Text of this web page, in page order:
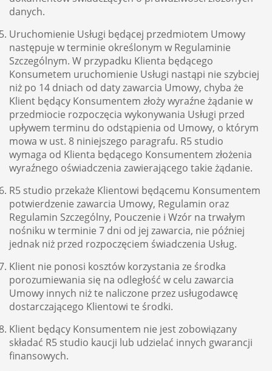
danych.
Uruchomienie Usługi będącej przedmiotem Umowy
następuje w terminie określonym w Regulaminie
Szczególnym. W przypadku Klienta będącego
Konsumetem uruchomienie Usługi nastąpi nie szybciej
niż po 14 dniach od daty zawarcia Umowy, chyba że
Klient będący Konsumentem złoży wyraźne żądanie w
przedmiocie rozpoczęcia wykonywania Usługi przed
upływem terminu do odstąpienia od Umowy, o którym
mowa w ust. 8 niniejszego paragrafu. R5 studio
wymaga od Klienta będącego Konsumentem złożenia
wyraźnego oświadczenia zawierającego takie żądanie.
R5 studio przekaże Klientowi będącemu Konsumentem
potwierdzenie zawarcia Umowy, Regulamin oraz
Regulamin Szczególny, Pouczenie i Wzór na trwałym
nośniku w terminie 7 dni od jej zawarcia, nie później
jednak niż przed rozpoczęciem świadczenia Usług.
Klient nie ponosi kosztów korzystania ze środka
porozumiewania się na odległość w celu zawarcia
Umowy innych niż te naliczone przez usługodawcę
dostarczającego Klientowi te środki.
Klient będący Konsumentem nie jest zobowiązany
składać R5 studio kaucji lub udzielać innych gwarancji
finansowych.